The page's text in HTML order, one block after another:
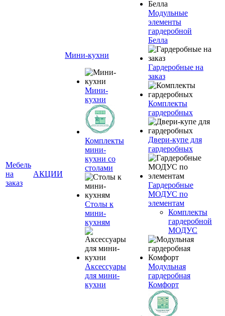
Мебель
на
заказ
АКЦИИ
Мини-кухни
Мини-
кухни
Комплекты
мини-
кухни со
столами
Столы к
мини-
кухням
Аксессуары
для мини-
кухни
Модульные
элементы
гардеробной
Белла
Гардеробные на
заказ
Комплекты
гардеробных
Двери-купе для
гардеробных
Гардеробные
МОДУС по
элементам
Комплекты
гардеробной
МОДУС
Модульная
гардеробная
Комфорт